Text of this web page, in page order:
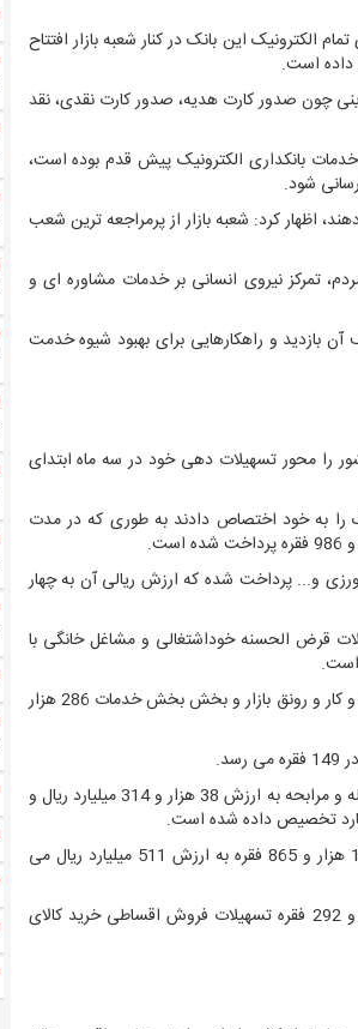
الکترونیک این بانک در کنار شعبه بازار افتتاح
داده است.
چون صدور کارت هدیه، صدور کارت نقدی، نقد
خدمات بانکداری الکترونیک پیش قدم بوده است،
شود.
اظهار کرد: شعبه بازار از پرمراجعه ترین شعب
تمرکز نیروی انسانی بر خدمات مشاوره ای و
بازدید و راهکارهایی برای بهبود شیوه خدمت
را محور تسهیلات دهی خود در سه ماه ابتدای
را به خود اختصاص دادند به طوری که در مدت
کشاورزی و... پرداخت شده که ارزش ریالی آن به چهار
از بازار اشتغال در مدت مذکور، تعداد شش هزار و 315 فقره تسهیلات قرض الحسنه خوداشتغالی و مشاغل خانگی با
بخش بازرگانی نیز 27 هزار و 42 فقره تسهیلات به ارزش 14 هزار و 309 میلیارد ریال در حمایت از کسب و کار و رونق بازار و بخش بخش خدمات 286 هزار
در مدت مذکور، 148 هزار و 401 فقره تسهیلات رفع نیازهای اساسی خانوار در قالب فروش اقساطی، جعاله و مرابحه به ارزش 38 هزار و 314 میلیارد ریال و
تسهیلات قرض الحسنه پرداختی به نیازمندان بدون احتساب ازدواج و اشتغال نیز طی این مدت به 13 هزار و 865 فقره به ارزش 511 میلیارد ریال می
بانک ملی ایران در راستای اجرای منویات مقام معظم رهبری و حمایت از کالای ایرانی، تعداد 13 هزار و 292 فقره تسهیلات فروش اقساطی خرید کالای